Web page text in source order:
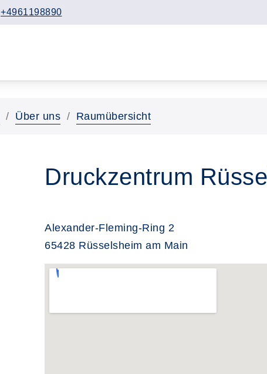
+4961198890
Über uns Raumübersicht
Druckzentrum
Alexander-Fleming-Ring 2
65428 Rüsselsheim am Main